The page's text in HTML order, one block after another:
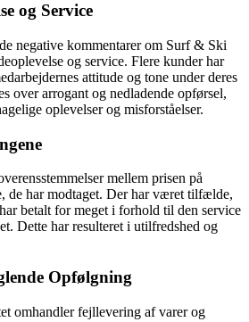
og Service
negative kommentarer om Surf & Ski
og service. Flere kunder har
attitude og tone under deres
over arrogant og nedladende opførsel,
oplevelser og misforståelser.
mellem prisen på
de har modtaget. Der har været tilfælde,
betalt for meget i forhold til den service
Dette har resulteret i utilfredshed og
Opfølgning
omhandler fejllevering af varer og